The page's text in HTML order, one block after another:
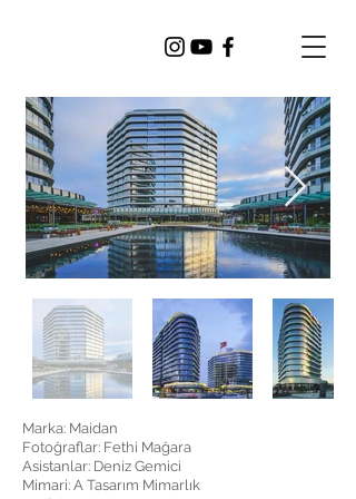
Marka: Maidan
Fotoğraflar: Fethi Mağara
Asistanlar: Deniz Gemici
Mimari: A Tasarım Mimarlık